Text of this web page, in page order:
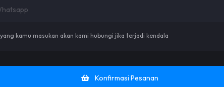
kamu masukan akan kami hubungi jika terjadi kendala
Konfirmasi Pesanan